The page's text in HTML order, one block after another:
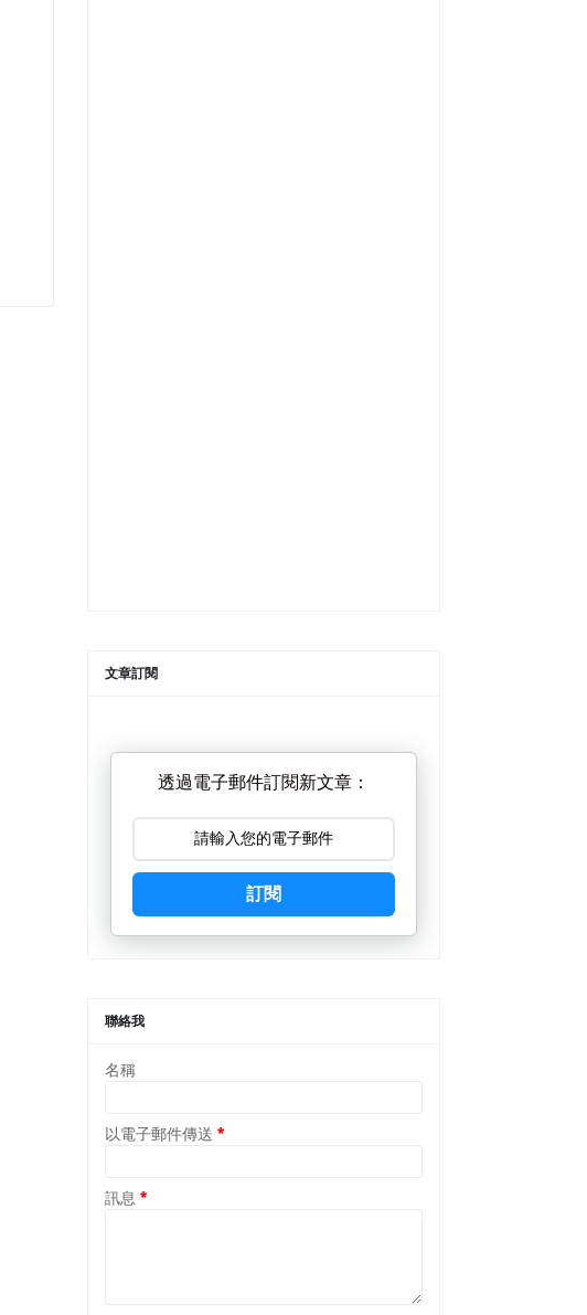
文章訂閱
透過電子郵件訂閱新文章：
訂閱
聯絡我
名稱
以電子郵件傳送 *
訊息 *